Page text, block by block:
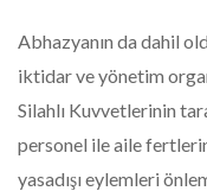
Abhazyanın da dahil
iktidar ve yönetim
Silahlı Kuvvetlerinin
personel ile aile
yasadışı eylemleri